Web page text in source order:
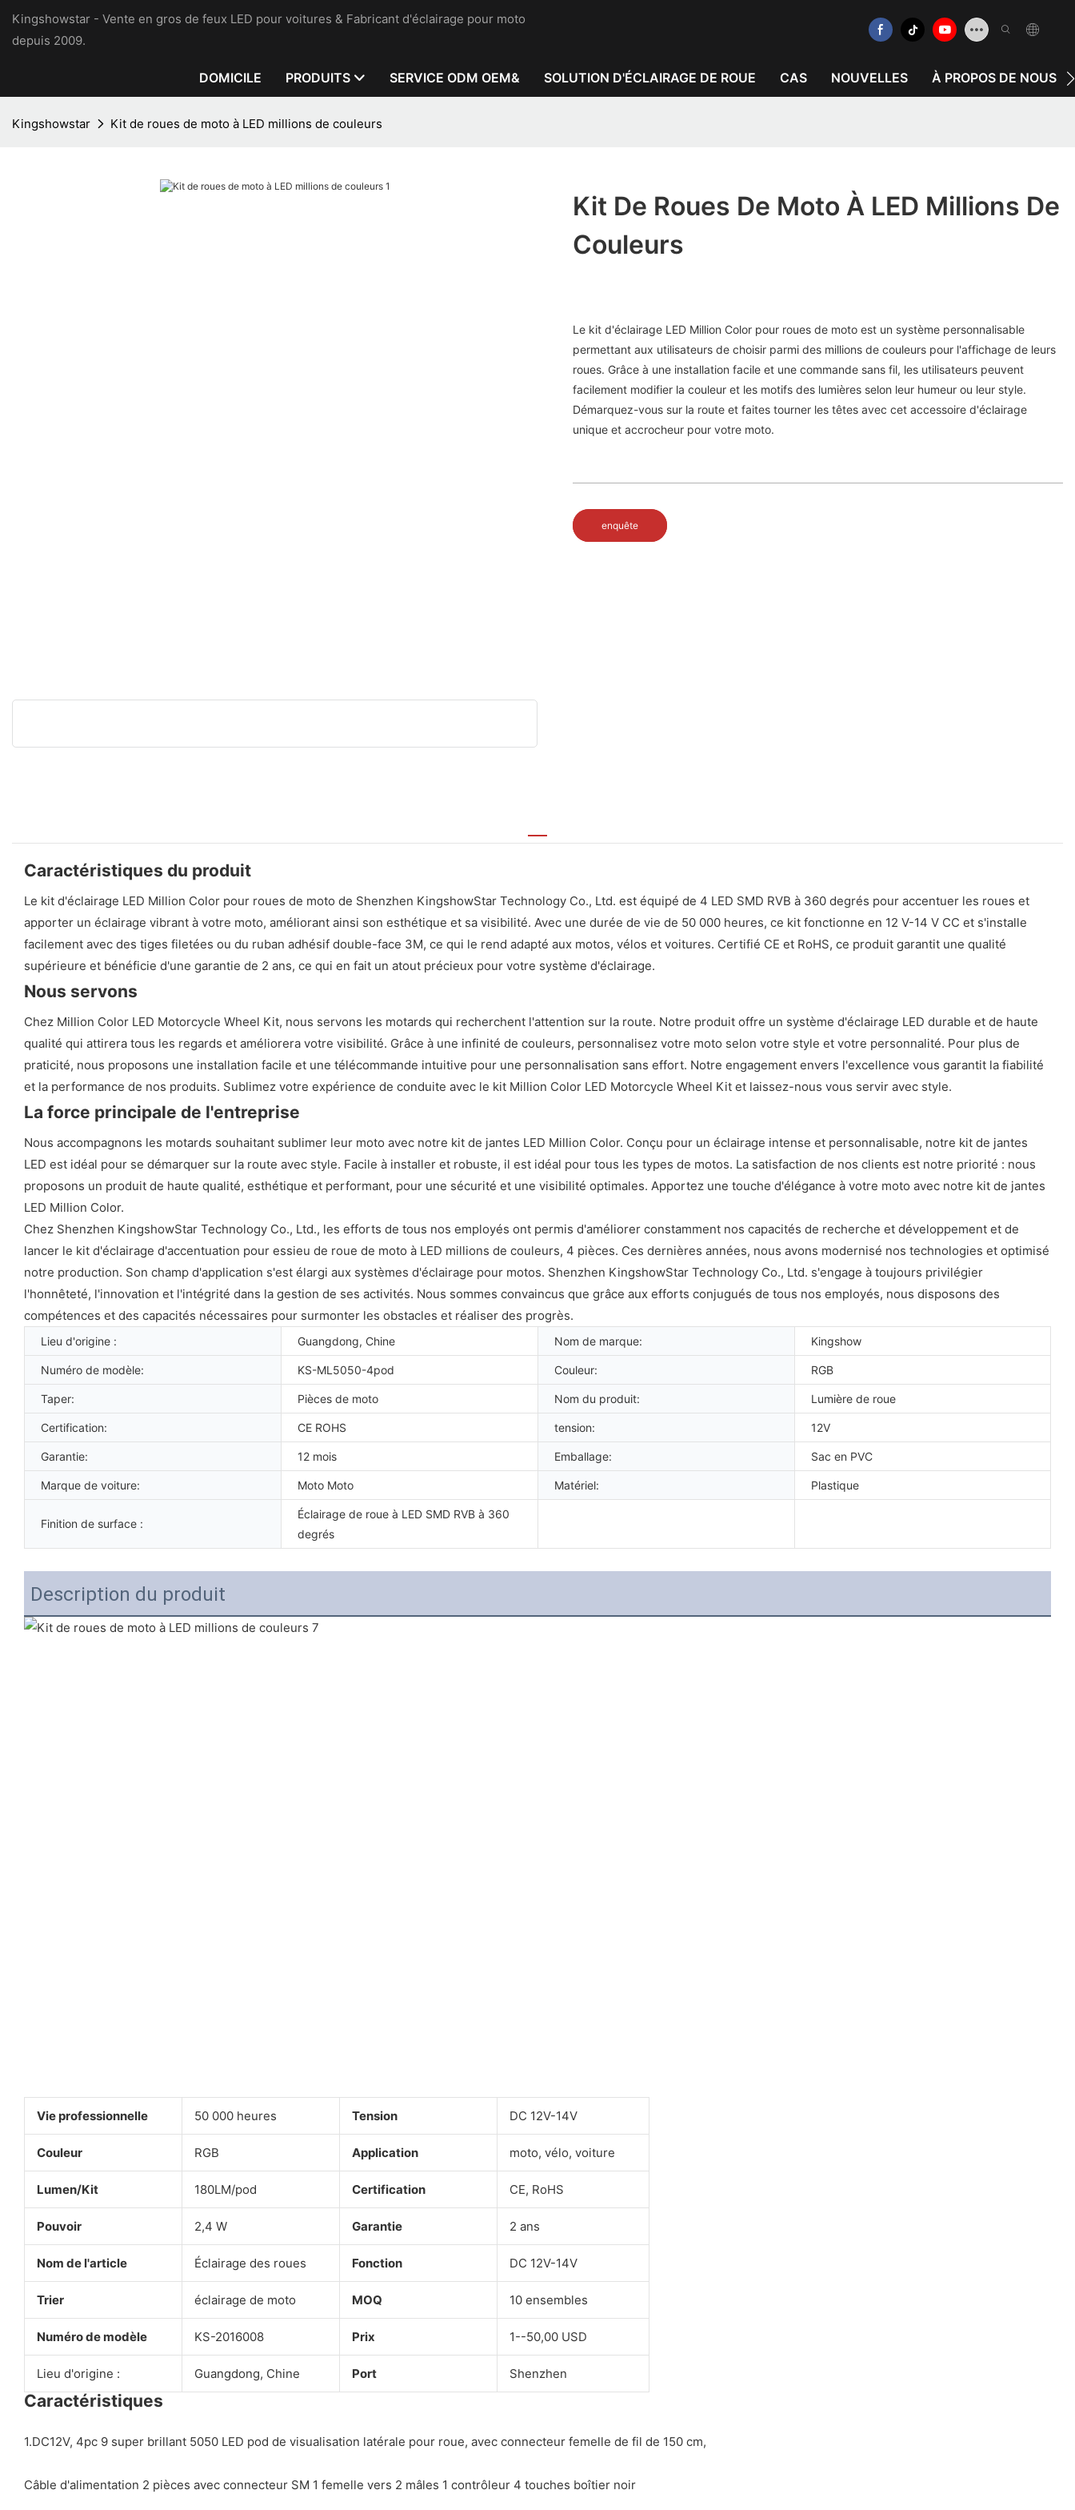
Kingshowstar - Vente en gros de feux LED pour voitures & Fabricant d'éclairage pour moto
depuis 2009.
DOMICILE PRODUITS SERVICE ODM OEM& SOLUTION D'ÉCLAIRAGE DE ROUE CAS NOUVELLES À PROPOS DE NOUS
Kingshowstar Kit de roues de moto à LED millions de couleurs
Kit De Roues De Moto À LED Millions De
Couleurs
Le kit d'éclairage LED Million Color pour roues de moto est un système personnalisable
permettant aux utilisateurs de choisir parmi des millions de couleurs pour l'affichage de leurs
roues. Grâce à une installation facile et une commande sans fil, les utilisateurs peuvent
facilement modifier la couleur et les motifs des lumières selon leur humeur ou leur style.
Démarquez-vous sur la route et faites tourner les têtes avec cet accessoire d'éclairage
unique et accrocheur pour votre moto.
enquête
Caractéristiques du produit
Le kit d'éclairage LED Million Color pour roues de moto de Shenzhen KingshowStar Technology Co., Ltd. est équipé de 4 LED SMD RVB à 360 degrés pour accentuer les roues et
apporter un éclairage vibrant à votre moto, améliorant ainsi son esthétique et sa visibilité. Avec une durée de vie de 50 000 heures, ce kit fonctionne en 12 V-14 V CC et s'installe
facilement avec des tiges filetées ou du ruban adhésif double-face 3M, ce qui le rend adapté aux motos, vélos et voitures. Certifié CE et RoHS, ce produit garantit une qualité
supérieure et bénéficie d'une garantie de 2 ans, ce qui en fait un atout précieux pour votre système d'éclairage.
Nous servons
Chez Million Color LED Motorcycle Wheel Kit, nous servons les motards qui recherchent l'attention sur la route. Notre produit offre un système d'éclairage LED durable et de haute
qualité qui attirera tous les regards et améliorera votre visibilité. Grâce à une infinité de couleurs, personnalisez votre moto selon votre style et votre personnalité. Pour plus de
praticité, nous proposons une installation facile et une télécommande intuitive pour une personnalisation sans effort. Notre engagement envers l'excellence vous garantit la fiabilité
et la performance de nos produits. Sublimez votre expérience de conduite avec le kit Million Color LED Motorcycle Wheel Kit et laissez-nous vous servir avec style.
La force principale de l'entreprise
Nous accompagnons les motards souhaitant sublimer leur moto avec notre kit de jantes LED Million Color. Conçu pour un éclairage intense et personnalisable, notre kit de jantes
LED est idéal pour se démarquer sur la route avec style. Facile à installer et robuste, il est idéal pour tous les types de motos. La satisfaction de nos clients est notre priorité : nous
proposons un produit de haute qualité, esthétique et performant, pour une sécurité et une visibilité optimales. Apportez une touche d'élégance à votre moto avec notre kit de jantes
LED Million Color.
Chez Shenzhen KingshowStar Technology Co., Ltd., les efforts de tous nos employés ont permis d'améliorer constamment nos capacités de recherche et développement et de
lancer le kit d'éclairage d'accentuation pour essieu de roue de moto à LED millions de couleurs, 4 pièces. Ces dernières années, nous avons modernisé nos technologies et optimisé
notre production. Son champ d'application s'est élargi aux systèmes d'éclairage pour motos. Shenzhen KingshowStar Technology Co., Ltd. s'engage à toujours privilégier
l'honnêteté, l'innovation et l'intégrité dans la gestion de ses activités. Nous sommes convaincus que grâce aux efforts conjugués de tous nos employés, nous disposons des
compétences et des capacités nécessaires pour surmonter les obstacles et réaliser des progrès.
Lieu d'origine : Guangdong, Chine Nom de marque: Kingshow
Numéro de modèle: KS-ML5050-4pod Couleur: RGB
Taper: Pièces de moto Nom du produit: Lumière de roue
Certification: CE ROHS tension: 12V
Garantie: 12 mois Emballage: Sac en PVC
Marque de voiture: Moto Moto Matériel: Plastique
Finition de surface :
Éclairage de roue à LED SMD RVB à 360
degrés
Description du produit
Vie professionnelle 50 000 heures Tension DC 12V-14V
Couleur RGB Application moto, vélo, voiture
Lumen/Kit 180LM/pod Certification CE, RoHS
Pouvoir 2,4 W Garantie 2 ans
Nom de l'article Éclairage des roues Fonction DC 12V-14V
Trier éclairage de moto MOQ 10 ensembles
Numéro de modèle KS-2016008 Prix 1--50,00 USD
Lieu d'origine : Guangdong, Chine Port Shenzhen
Caractéristiques
1.DC12V, 4pc 9 super brillant 5050 LED pod de visualisation latérale pour roue, avec connecteur femelle de fil de 150 cm,
Câble d'alimentation 2 pièces avec connecteur SM 1 femelle vers 2 mâles 1 contrôleur 4 touches boîtier noir